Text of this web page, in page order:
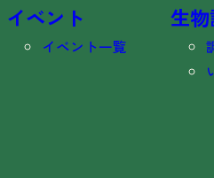
イベント
イベント一覧
生